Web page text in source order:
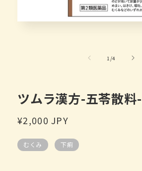
开
媒
文
1
1 //4
ツムラ漢方-五苓散料
常
价
¥2,000 JPY
むくみ 下痢